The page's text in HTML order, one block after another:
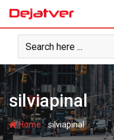
Skip
content
silviapinal
Home-silviapinal